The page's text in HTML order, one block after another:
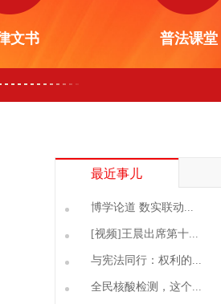
文书 普法课堂
最近事儿
博学论道 数实联动...
[视频]王晨出席第十...
与宪法同行：权利的...
全民核酸检测，这个...